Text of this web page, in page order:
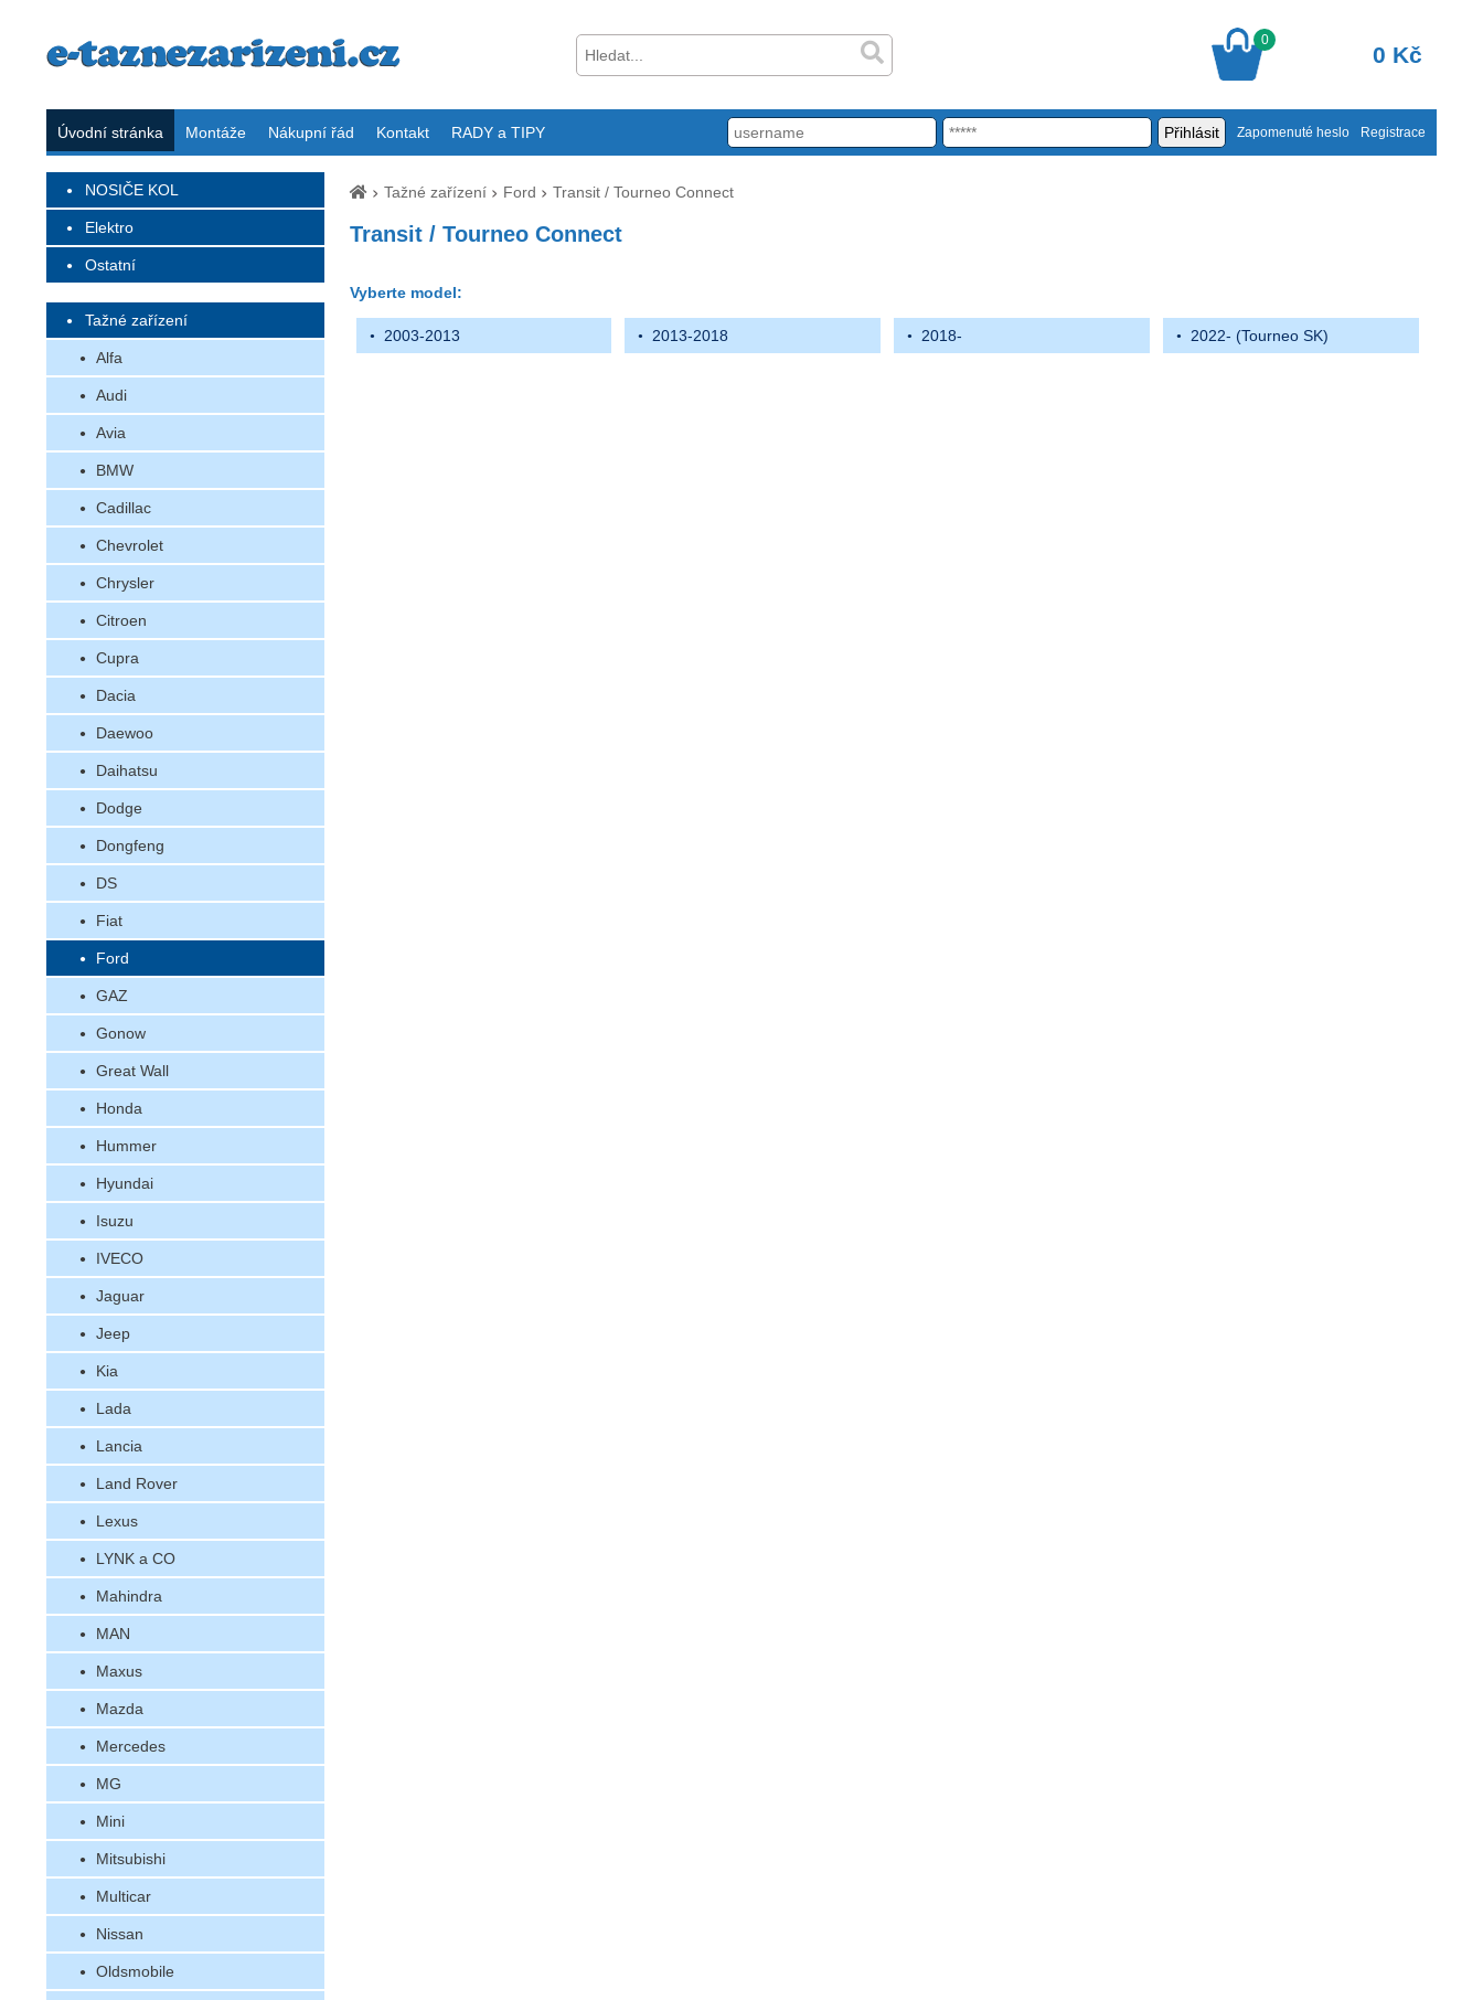
0
0 Kč
Úvodní stránka Montáže Nákupní řád Kontakt RADY a TIPY Zapomenuté heslo Registrace
NOSIČE KOL
Elektro
Ostatní
Tažné zařízení
Alfa
Audi
Avia
BMW
Cadillac
Chevrolet
Chrysler
Citroen
Cupra
Dacia
Daewoo
Daihatsu
Dodge
Dongfeng
DS
Fiat
Ford
GAZ
Gonow
Great Wall
Honda
Hummer
Hyundai
Isuzu
IVECO
Jaguar
Jeep
Kia
Lada
Lancia
Land Rover
Lexus
LYNK a CO
Mahindra
MAN
Maxus
Mazda
Mercedes
MG
Mini
Mitsubishi
Multicar
Nissan
Oldsmobile
Tažné zařízení Ford Transit / Tourneo Connect
Transit / Tourneo Connect
Vyberte model:
2003-2013 2013-2018 2018- 2022- (Tourneo SK)